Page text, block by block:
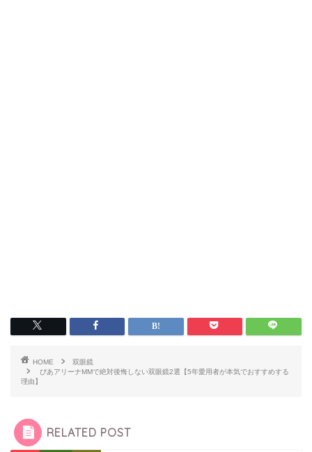
HOME
双眼鏡
ぴあアリーナMMで絶対後悔しない双眼鏡2選【5年愛用者が本気でおすすめする
理由】
RELATED POST